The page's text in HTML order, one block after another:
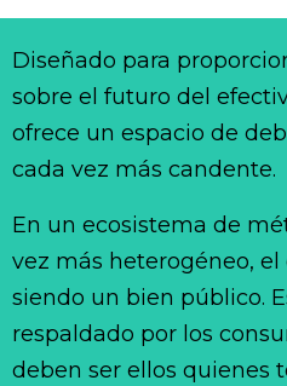
Diseñado para
sobre el futuro del
ofrece un espacio de
cada vez más candente.
En un ecosistema de
vez más heterogéneo,
siendo un bien público.
respaldado por los
deben ser ellos quienes